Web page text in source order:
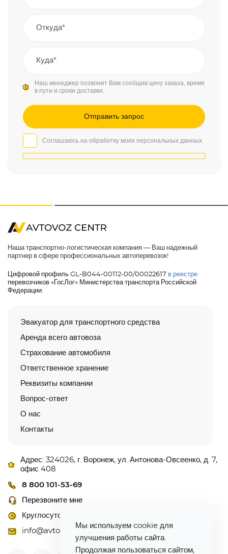
Наш менеджер позвонит Вам сообщив цену заказа, время
в пути и сроки доставки.
Соглашаюсь на обработку моих персональных данных
Наша транспортно-логистическая компания — Ваш надежный
партнер в сфере профессиональных автоперевозок!
Цифровой профиль GL-B044-00112-00/00022617 в реестре
перевозчиков «ГосЛог» Министерства транспорта Российской
Федерации.
Эвакуатор для транспортного средства
Аренда всего автовоза
Страхование автомобиля
Ответственное хранение
Реквизиты компании
Вопрос-ответ
О нас
Контакты
Адрес: 324026, г. Воронеж, ул. Антонова-Овсеенко, д. 7,
офис 408
8 800 101-53-69
Перезвоните мне
Круглосуточно
info@avtovoz-centr.ru
Мы используем cookie для
улучшения работы сайта.
Продолжая пользоваться сайтом,